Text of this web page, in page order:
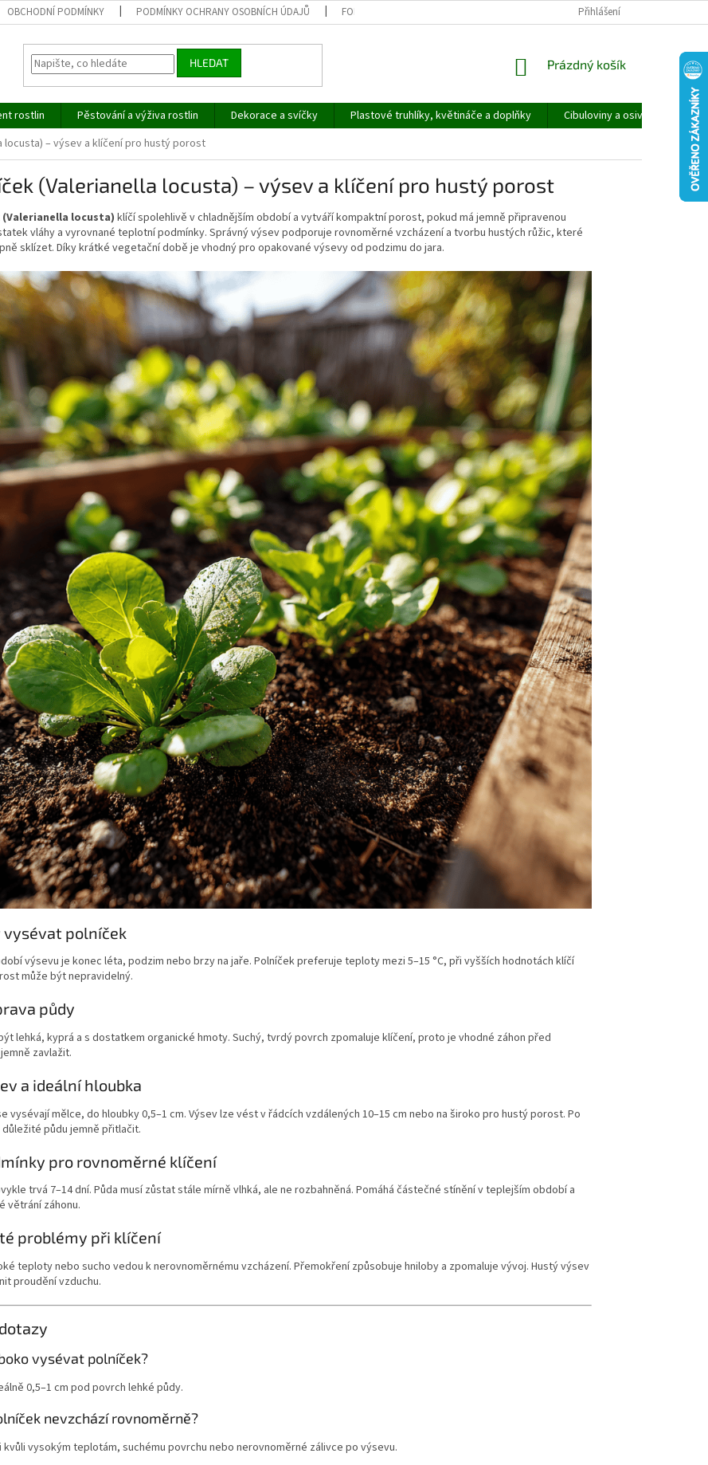
OBCHODNÍ PODMÍNKY PODMÍNKY OCHRANY OSOBNÍCH ÚDAJŮ FORMULÁŘ PRO UPLATNĚNÍ REKLAMACE REKLAMAČNÍ ŘÁD
Přihlášení
HLEDAT
NÁKUPNÍ
Prázdný košík
rostlin Pěstování a výživa rostlin Dekorace a svíčky Plastové truhlíky, květináče a doplňky Cibuloviny a osivo
locusta) – výsev a klíčení pro hustý porost
(Valerianella locusta) – výsev a klíčení pro hustý porost
locusta) klíčí spolehlivě v chladnějším období a vytváří kompaktní porost, pokud má jemně připravenou
vláhy a vyrovnané teplotní podmínky. Správný výsev podporuje rovnoměrné vzcházení a tvorbu hustých růžic, které
sklízet. Díky krátké vegetační době je vhodný pro opakované výsevy od podzimu do jara.
vysévat polníček
výsevu je konec léta, podzim nebo brzy na jaře. Polníček preferuje teploty mezi 5–15 °C, při vyšších hodnotách klíčí
může být nepravidelný.
půdy
lehká, kyprá a s dostatkem organické hmoty. Suchý, tvrdý povrch zpomaluje klíčení, proto je vhodné záhon před
zavlažit.
a ideální hloubka
vysévají mělce, do hloubky 0,5–1 cm. Výsev lze vést v řádcích vzdálených 10–15 cm nebo na široko pro hustý porost. Po
půdu jemně přitlačit.
pro rovnoměrné klíčení
trvá 7–14 dní. Půda musí zůstat stále mírně vlhká, ale ne rozbahněná. Pomáhá částečné stínění v teplejším období a
větrání záhonu.
problémy při klíčení
teploty nebo sucho vedou k nerovnoměrnému vzcházení. Přemokření způsobuje hniloby a zpomaluje vývoj. Hustý výsev
proudění vzduchu.
vysévat polníček?
0,5–1 cm pod povrch lehké půdy.
nevzchází rovnoměrně?
kvůli vysokým teplotám, suchému povrchu nebo nerovnoměrné zálivce po výsevu.